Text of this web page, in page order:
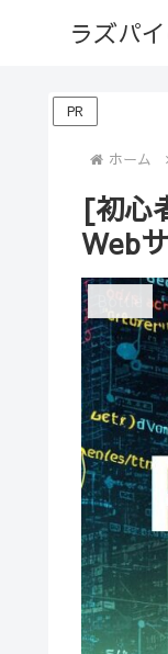
ラズパ
PR
ホーム
[初心
Web